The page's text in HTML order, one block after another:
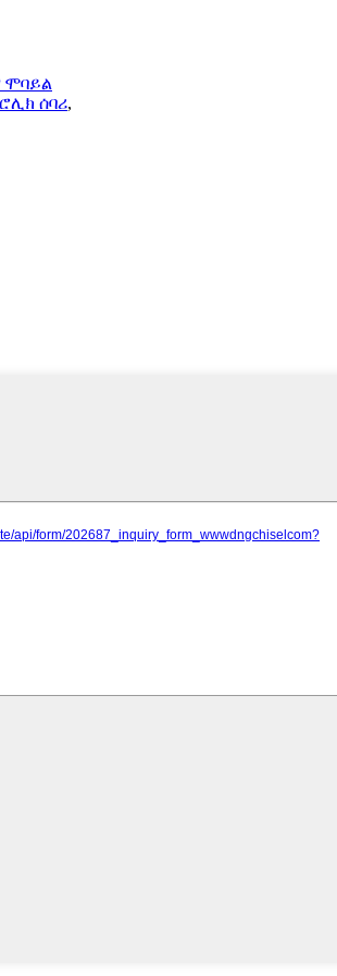
ሞባይል
ሰባሪ,